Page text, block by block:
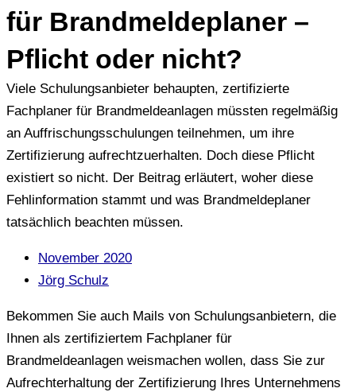
für Brandmeldeplaner –
Pflicht oder nicht?
Viele Schulungsanbieter behaupten, zertifizierte
Fachplaner für Brandmeldeanlagen müssten regelmäßig
an Auffrischungsschulungen teilnehmen, um ihre
Zertifizierung aufrechtzuerhalten. Doch diese Pflicht
existiert so nicht. Der Beitrag erläutert, woher diese
Fehlinformation stammt und was Brandmeldeplaner
tatsächlich beachten müssen.
November 2020
Jörg Schulz
Bekommen Sie auch Mails von Schulungsanbietern, die
Ihnen als zertifiziertem Fachplaner für
Brandmeldeanlagen weismachen wollen, dass Sie zur
Aufrechterhaltung der Zertifizierung Ihres Unternehmens